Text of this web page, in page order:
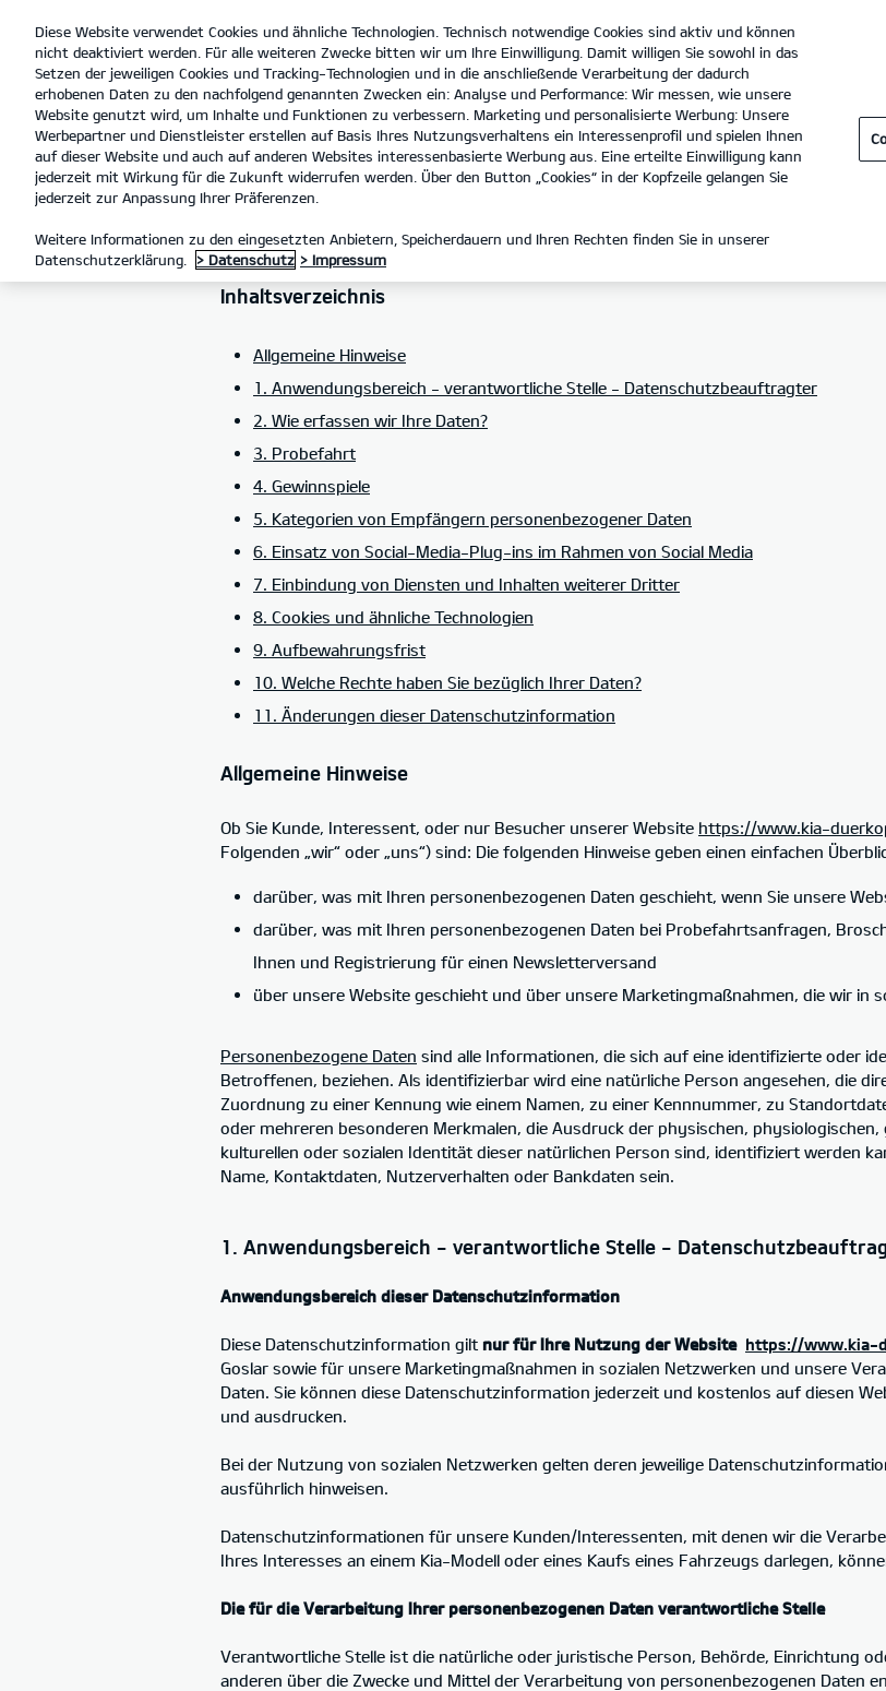
open
menu
Dürkop GmbH Filiale Goslar Tel. :
DATENSCHUTZ
DATENSCHUTZ
Inhaltsverzeichnis
Allgemeine Hinweise
1. Anwendungsbereich - verantwortliche Stelle - Datenschutzbeauftragter
2. Wie erfassen wir Ihre Daten?
3. Probefahrt
4. Gewinnspiele
5. Kategorien von Empfängern personenbezogener Daten
6. Einsatz von Social-Media-Plug-ins im Rahmen von Social Media
7. Einbindung von Diensten und Inhalten weiterer Dritter
8. Cookies und ähnliche Technologien
9. Aufbewahrungsfrist
10. Welche Rechte haben Sie bezüglich Ihrer Daten?
11. Änderungen dieser Datenschutzinformation
Allgemeine Hinweise
Ob Sie Kunde, Interessent, oder nur Besucher unserer Website https://www.kia-
Folgenden „wir“ oder „uns“) sind: Die folgenden Hinweise geben einen einfachen
darüber, was mit Ihren personenbezogenen Daten geschieht, wenn Sie unsere
darüber, was mit Ihren personenbezogenen Daten bei Probefahrtsanfragen,
Ihnen und Registrierung für einen Newsletterversand
über unsere Website geschieht und über unsere Marketingmaßnahmen, die wir in
Personenbezogene Daten sind alle Informationen, die sich auf eine identifizierte oder
Betroffenen, beziehen. Als identifizierbar wird eine natürliche Person angesehen, die
Zuordnung zu einer Kennung wie einem Namen, zu einer Kennnummer, zu
oder mehreren besonderen Merkmalen, die Ausdruck der physischen,
kulturellen oder sozialen Identität dieser natürlichen Person sind, identifiziert werden
Name, Kontaktdaten, Nutzerverhalten oder Bankdaten sein.
1. Anwendungsbereich - verantwortliche Stelle -
Anwendungsbereich dieser Datenschutzinformation
Diese Datenschutzinformation gilt nur für Ihre Nutzung der Website https://www.kia-
Goslar sowie für unsere Marketingmaßnahmen in sozialen Netzwerken und unsere
Daten. Sie können diese Datenschutzinformation jederzeit und kostenlos auf diesen
und ausdrucken.
Bei der Nutzung von sozialen Netzwerken gelten deren jeweilige
ausführlich hinweisen.
Datenschutzinformationen für unsere Kunden/Interessenten, mit denen wir die
Ihres Interesses an einem Kia-Modell oder eines Kaufs eines Fahrzeugs darlegen,
Die für die Verarbeitung Ihrer personenbezogenen Daten verantwortliche Stelle
Verantwortliche Stelle ist die natürliche oder juristische Person, Behörde, Einrichtung
anderen über die Zwecke und Mittel der Verarbeitung von personenbezogenen Daten
Diese Website verwendet Cookies und ähnliche Technologien. Technisch notwendige Cookies sind aktiv und können
nicht deaktiviert werden. Für alle weiteren Zwecke bitten wir um Ihre Einwilligung. Damit willigen Sie sowohl in das
Setzen der jeweiligen Cookies und Tracking-Technologien und in die anschließende Verarbeitung der dadurch
erhobenen Daten zu den nachfolgend genannten Zwecken ein: Analyse und Performance: Wir messen, wie unsere
Website genutzt wird, um Inhalte und Funktionen zu verbessern. Marketing und personalisierte Werbung: Unsere
Werbepartner und Dienstleister erstellen auf Basis Ihres Nutzungsverhaltens ein Interessenprofil und spielen Ihnen
auf dieser Website und auch auf anderen Websites interessenbasierte Werbung aus. Eine erteilte Einwilligung kann
jederzeit mit Wirkung für die Zukunft widerrufen werden. Über den Button „Cookies“ in der Kopfzeile gelangen Sie
jederzeit zur Anpassung Ihrer Präferenzen.
Weitere Informationen zu den eingesetzten Anbietern, Speicherdauern und Ihren Rechten finden Sie in unserer
Datenschutzerklärung.
> Datenschutz > Impressum